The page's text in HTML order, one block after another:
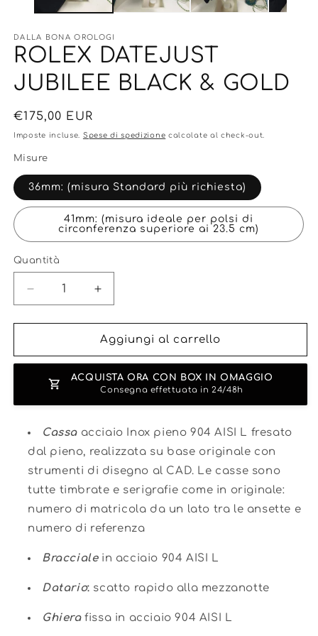
DALLA BONA OROLOGI
ROLEX DATEJUST
JUBILEE BLACK & GOLD
Prezzo
di
€175,00 EUR
Imposte incluse. Spese di spedizione calcolate al check-out.
Misure
36mm: (misura Standard più richiesta)
41mm: (misura ideale per polsi di
circonferenza superiore ai 23.5 cm)
Quantità
Diminuisci
quantità
per
DATEJUST
BLACK
Aumenta
quantità
per
ROLEX
DATEJUST
BLACK
&amp;
Aggiungi al carrello
ACQUISTA ORA CON BOX IN OMAGGIO
Consegna effettuata in 24/48h
Cassa acciaio Inox pieno 904 AISI L fresato
dal pieno, realizzata su base originale con
strumenti di disegno al CAD. Le casse sono
tutte timbrate e serigrafie come in originale:
numero di matricola da un lato tra le ansette e
numero di referenza
Bracciale in acciaio 904 AISI L
Datario: scatto rapido alla mezzanotte
Ghierafissa in acciaio 904 AISI L